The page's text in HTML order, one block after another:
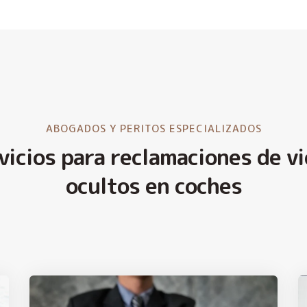
ABOGADOS Y PERITOS ESPECIALIZADOS
para reclamaciones de
ocultos en coches